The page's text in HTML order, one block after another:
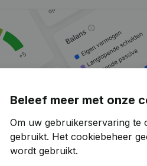
Beleef meer met onze
Om uw gebruikerservaring te
gebruikt. Het cookiebeheer
wordt gebruikt.